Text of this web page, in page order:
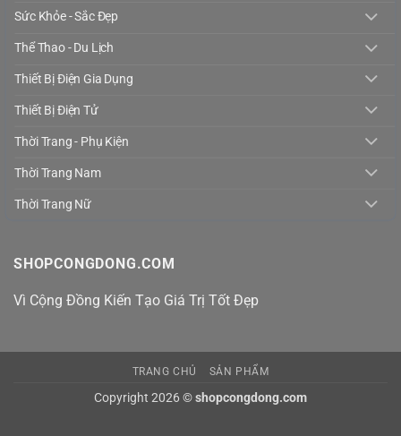
Sức Khỏe - Sắc Đẹp
Thể Thao - Du Lịch
Thiết Bị Điện Gia Dụng
Thiết Bị Điện Tử
Thời Trang - Phụ Kiện
Thời Trang Nam
Thời Trang Nữ
SHOPCONGDONG.COM
Vì Cộng Đồng Kiến Tạo Giá Trị Tốt Đẹp
TRANG CHỦ SẢN PHẨM
Copyright 2026 ©shopcongdong.com